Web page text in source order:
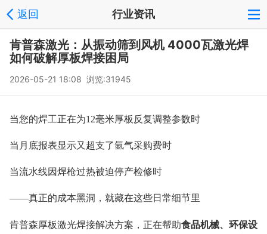
返回 行业资讯
肯普森激光：从振动筛到风机 4000瓦激光焊
如何破解厚板焊接困局
2026-05-21 18:08 浏览:31945
当您的焊工正在为12毫米厚板反复调整参数时
当月底报表显示又超支了氩气采购费时
当流水线因焊枪过热被迫停产检修时
——真正的成本黑洞，就藏在这些日常细节里
肯普森厚板激光焊接解决方案，正在帮助食品机械、环保设